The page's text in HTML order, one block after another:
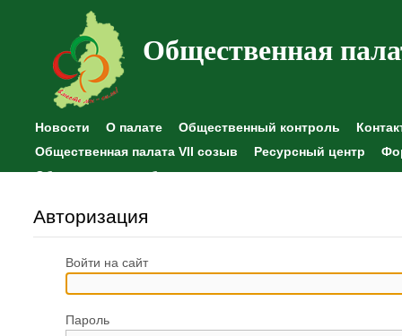
Общественная
Новости О палате Общественный контроль
Общественная палата VII созыв
Ресурсный центр
Общественные наблюдения
Авторизация
Войти на сайт
Пароль